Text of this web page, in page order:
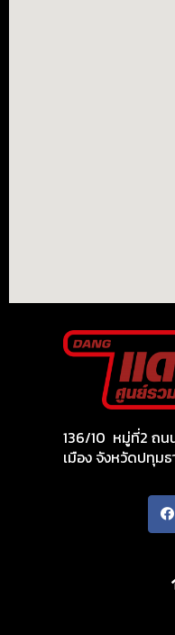
136/10 หมู่ที่2 ถน
เมือง จังหวัดปทุม